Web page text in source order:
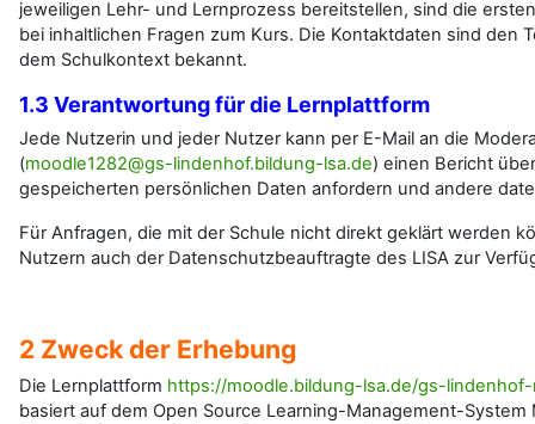
jeweiligen Lehr- und Lernprozess bereitstellen, sind die
bei inhaltlichen Fragen zum Kurs. Die Kontaktdaten sind den
dem Schulkontext bekannt.
1.3 Verantwortung für die Lernplattform
Jede Nutzerin und jeder Nutzer kann per E-Mail an die
(moodle1282@gs-lindenhof.bildung-lsa.de) einen Bericht
gespeicherten persönlichen Daten anfordern und andere
Für Anfragen, die mit der Schule nicht direkt geklärt werden
Nutzern auch der Datenschutzbeauftragte des LISA zur
2 Zweck der Erhebung
Die Lernplattform https://moodle.bildung-lsa.de/gs-
basiert auf dem Open Source Learning-Management-